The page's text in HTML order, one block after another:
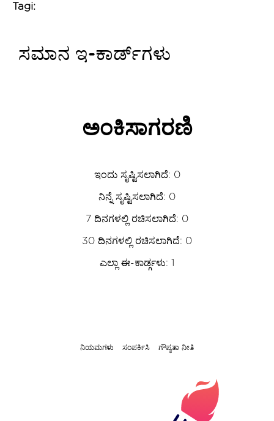
Tagi:
ಸಮಾನ ಇ-ಕಾರ್ಡ್‌ಗಳು
ಅಂಕಿಸಾಗರಣಿ
ಇಂದು ಸೃಷ್ಟಿಸಲಾಗಿದೆ: 0
ನಿನ್ನೆ ಸೃಷ್ಟಿಸಲಾಗಿದೆ: 0
7 ದಿನಗಳಲ್ಲಿ ರಚಿಸಲಾಗಿದೆ: 0
30 ದಿನಗಳಲ್ಲಿ ರಚಿಸಲಾಗಿದೆ: 0
ಎಲ್ಲಾ ಈ-ಕಾರ್ಡ್ಗಳು: 1
ನಿಯಮಗಳು ಸಂಪರ್ಕಿಸಿ ಗೌಪ್ಯತಾ ನೀತಿ